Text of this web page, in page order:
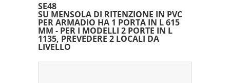
SE48
SU MENSOLA DI RITENZIONE IN PVC
PER ARMADIO HA 1 PORTA IN L 615
MM - PER I MODELLI 2 PORTE IN L
1135, PREVEDERE 2 LOCALI DA
LIVELLO